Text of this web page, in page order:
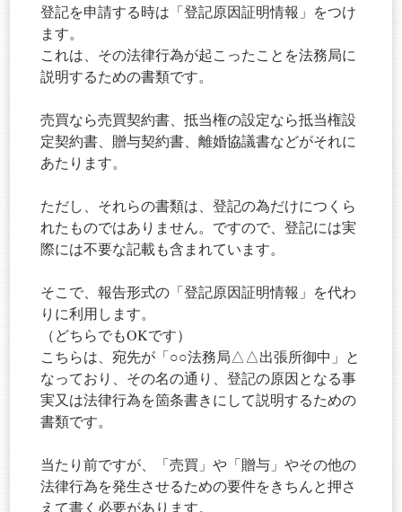
登記を申請する時は「登記原因証明情報」をつけ
ます。
これは、その法律行為が起こったことを法務局に
説明するための書類です。
売買なら売買契約書、抵当権の設定なら抵当権設
定契約書、贈与契約書、離婚協議書などがそれに
あたります。
ただし、それらの書類は、登記の為だけにつくら
れたものではありません。ですので、登記には実
際には不要な記載も含まれています。
そこで、報告形式の「登記原因証明情報」を代わ
りに利用します。
（どちらでもOKです）
こちらは、宛先が「○○法務局△△出張所御中」と
なっており、その名の通り、登記の原因となる事
実又は法律行為を箇条書きにして説明するための
書類です。
当たり前ですが、「売買」や「贈与」やその他の
法律行為を発生させるための要件をきちんと押さ
えて書く必要があります。